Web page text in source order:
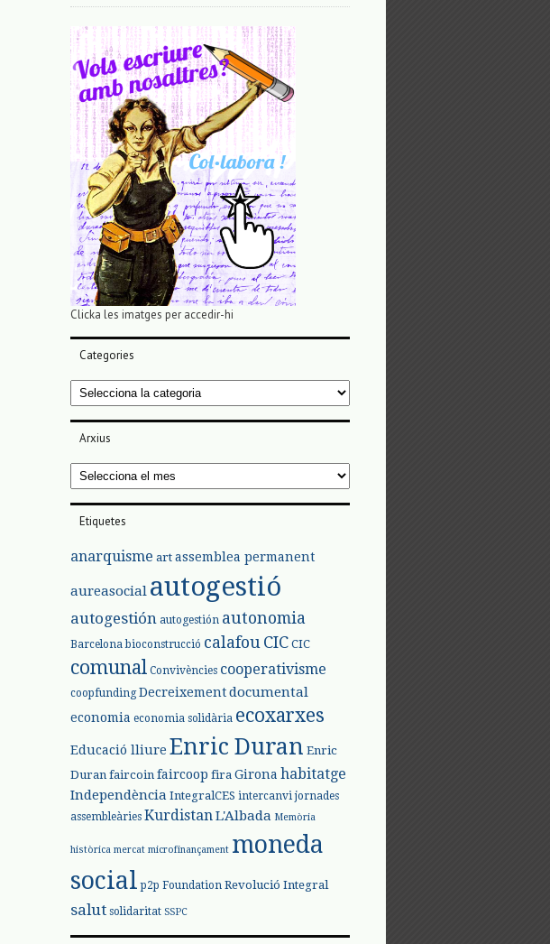
Clicka les imatges per accedir-hi
Categories
Categories
Arxius
Arxius
Etiquetes
anarquisme art assemblea permanent
aureasocial autogestió
autogestión autogestión autonomia
Barcelona bioconstrucció calafou CIC CIC
comunal Convivències cooperativisme
coopfunding Decreixementdocumental
economia economia solidària ecoxarxes
Educació lliure Enric Duran Enric
Duran faircoin faircoop fira Girona habitatge
Independència IntegralCES intercanvi jornades
assembleàries Kurdistan L'Albada Memòria
històrica mercat microfinançament moneda
social p2p Foundation Revolució Integral
salut solidaritat SSPC